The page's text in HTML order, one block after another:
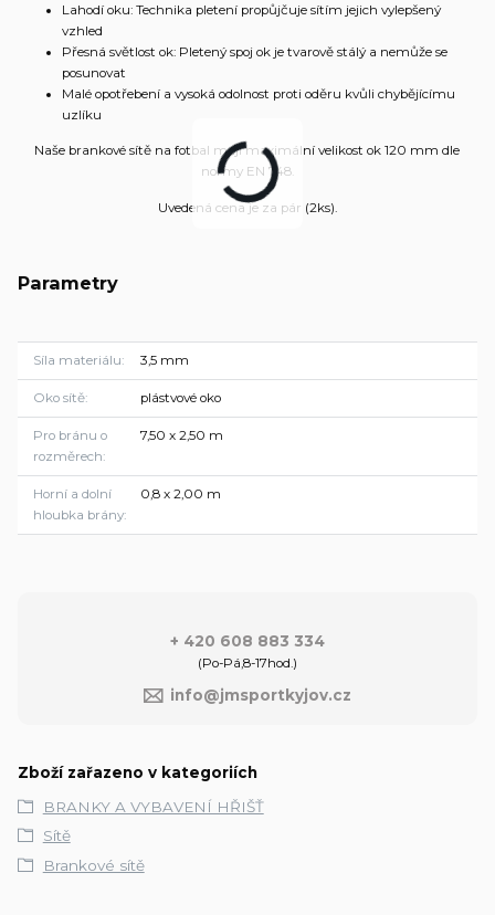
Lahodí oku: Technika pletení propůjčuje sítím jejich vylepšený
vzhled
Přesná světlost ok: Pletený spoj ok je tvarově stálý a nemůže se
posunovat
Malé opotřebení a vysoká odolnost proti oděru kvůli chybějícímu
uzlíku
Naše brankové sítě na fotbal mají maximální velikost ok 120 mm dle
normy EN 748.
Uvedená cena je za pár (2ks).
Parametry
Síla materiálu 3,5 mm
Oko sítě plástvové oko
Pro bránu o
rozměrech
7,50 x 2,50 m
Horní a dolní
hloubka brány
0,8 x 2,00 m
+ 420 608 883 334
(Po-Pá,8-17hod.)
info@jmsportkyjov.cz
Zboží zařazeno v kategoriích
BRANKY A VYBAVENÍ HŘIŠŤ
Sítě
Brankové sítě